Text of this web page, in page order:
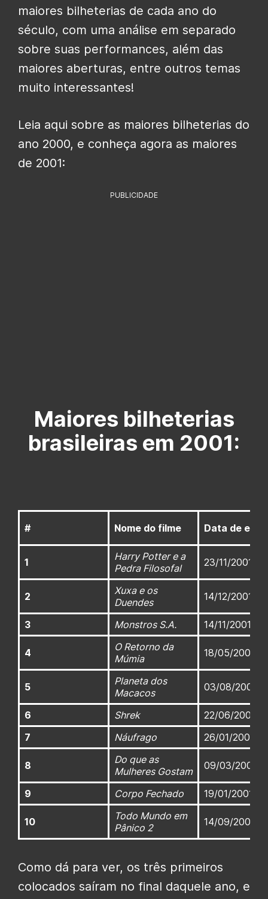
maiores bilheterias de cada ano do
século, com uma análise em separado
sobre suas performances, além das
maiores aberturas, entre outros temas
muito interessantes!
Leia aqui sobre as maiores bilheterias do
ano 2000, e conheça agora as maiores
de 2001:
PUBLICIDADE
Maiores bilheterias
brasileiras em 2001:
# Nome do filme Data de
1
Harry Potter e a
Pedra Filosofal
23/11/2001
2
Xuxa e os
Duendes
14/12/2001
3 Monstros S.A. 14/11/2001
4
O Retorno da
Múmia
18/05/2001
5
Planeta dos
Macacos
03/08/2001
6 Shrek
22/06/2001
7
Náufrago 26/01/2001
8
Do que as
Mulheres Gostam
09/03/2001
9 Corpo Fechado 19/01/2001
10
Todo Mundo em
Pânico 2
14/09/2001
Como dá para ver, os três primeiros
colocados saíram no final daquele ano, e